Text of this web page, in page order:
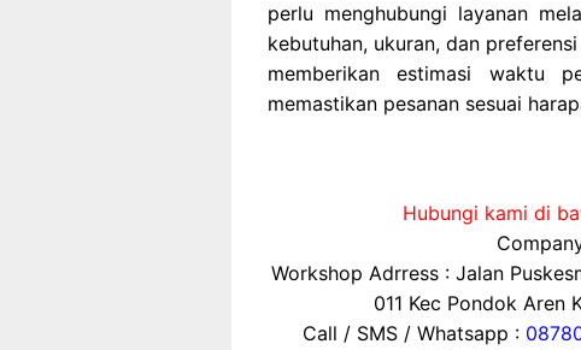
perlu menghubungi layanan
kebutuhan, ukuran, dan
memberikan estimasi waktu
memastikan pesanan sesuai
Hubungi kami di
Workshop Adrress : Jalan
011 Kec Pondok Aren
Call / SMS / Whatsapp :